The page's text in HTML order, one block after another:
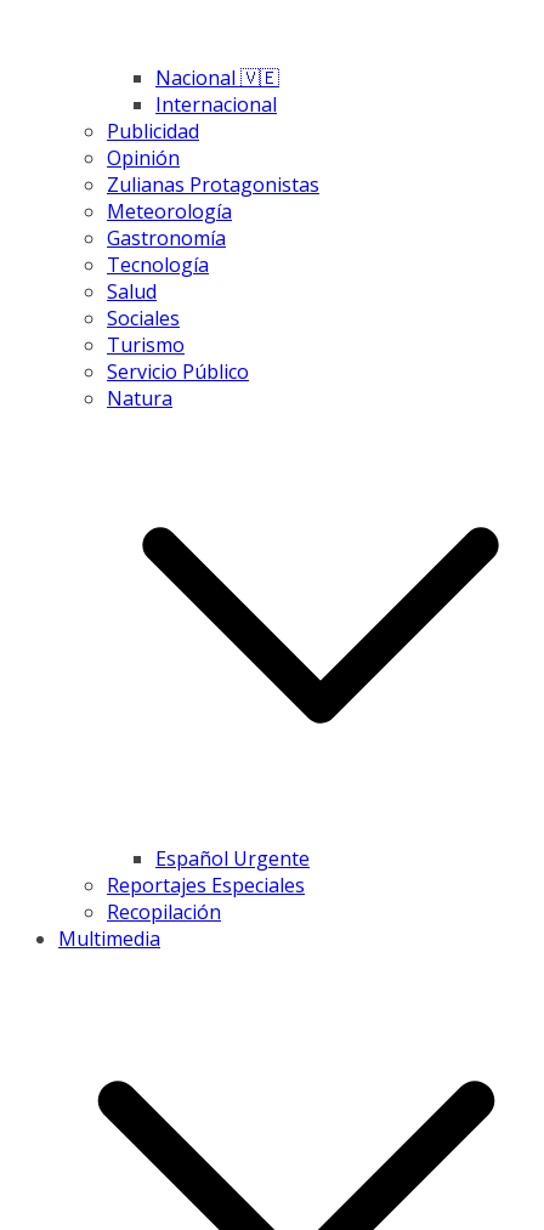
Nacional 🇻🇪
Internacional
Publicidad
Opinión
Zulianas Protagonistas
Meteorología
Gastronomía
Tecnología
Salud
Sociales
Turismo
Servicio Público
Natura
Español Urgente
Reportajes Especiales
Recopilación
Multimedia